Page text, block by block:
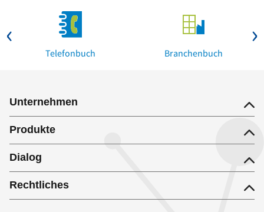
Telefonbuch Branchenbuch
Unternehmen
Produkte
Dialog
Rechtliches